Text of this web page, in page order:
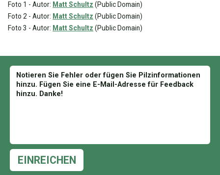
Foto 1 - Autor: Matt Schultz (Public Domain)
Foto 2 - Autor: Matt Schultz (Public Domain)
Foto 3 - Autor: Matt Schultz (Public Domain)
EINREICHEN